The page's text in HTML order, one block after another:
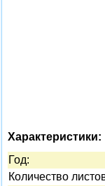
Характеристики:
Год:
Количество